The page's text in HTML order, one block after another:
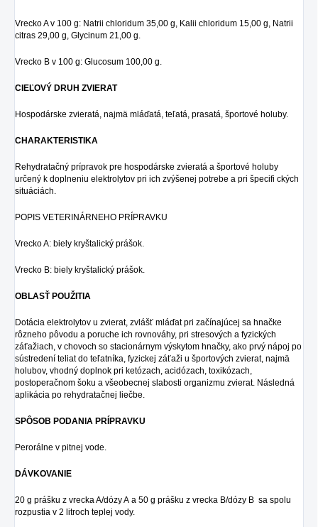
Vrecko A v 100 g: Natrii chloridum 35,00 g, Kalii chloridum 15,00 g, Natrii
citras 29,00 g, Glycinum 21,00 g.
Vrecko B v 100 g: Glucosum 100,00 g.
CIEĽOVÝ DRUH ZVIERAT
Hospodárske zvieratá, najmä mláďatá, teľatá, prasatá, športové holuby.
CHARAKTERISTIKA
Rehydratačný prípravok pre hospodárske zvieratá a športové holuby
určený k doplneniu elektrolytov pri ich zvýšenej potrebe a pri špecifi ckých
situáciách.
POPIS VETERINÁRNEHO PRÍPRAVKU
Vrecko A: biely kryštalický prášok.
Vrecko B: biely kryštalický prášok.
OBLASŤ POUŽITIA
Dotácia elektrolytov u zvierat, zvlášť mláďat pri začínajúcej sa hnačke
rôzneho pôvodu a poruche ich rovnováhy, pri stresových a fyzických
záťažiach, v chovoch so stacionárnym výskytom hnačky, ako prvý nápoj po
sústredení teliat do teľatníka, fyzickej záťaži u športových zvierat, najmä
holubov, vhodný doplnok pri ketózach, acidózach, toxikózach,
postoperačnom šoku a všeobecnej slabosti organizmu zvierat. Následná
aplikácia po rehydratačnej liečbe.
SPÔSOB PODANIA PRÍPRAVKU
Perorálne v pitnej vode.
DÁVKOVANIE
20 g prášku z vrecka A/dózy A a 50 g prášku z vrecka B/dózy B sa spolu
rozpustia v 2 litroch teplej vody.